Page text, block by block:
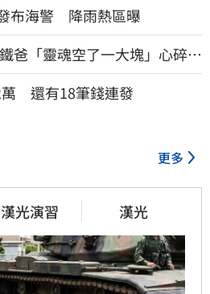
布海警 降雨熱區曝
爸「靈魂空了一大塊」心碎
萬 還有18筆錢連發
更多
漢光演習 漢光